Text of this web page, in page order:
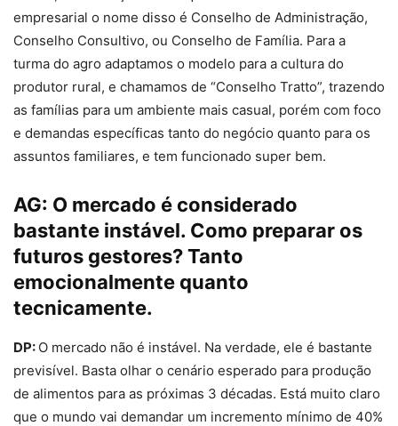
empresarial o nome disso é Conselho de Administração,
Conselho Consultivo, ou Conselho de Família. Para a
turma do agro adaptamos o modelo para a cultura do
produtor rural, e chamamos de “Conselho Tratto”, trazendo
as famílias para um ambiente mais casual, porém com foco
e demandas específicas tanto do negócio quanto para os
assuntos familiares, e tem funcionado super bem.
AG: O mercado é considerado
bastante instável. Como preparar os
futuros gestores? Tanto
emocionalmente quanto
tecnicamente.
DP: O mercado não é instável. Na verdade, ele é bastante
previsível. Basta olhar o cenário esperado para produção
de alimentos para as próximas 3 décadas. Está muito claro
que o mundo vai demandar um incremento mínimo de 40%